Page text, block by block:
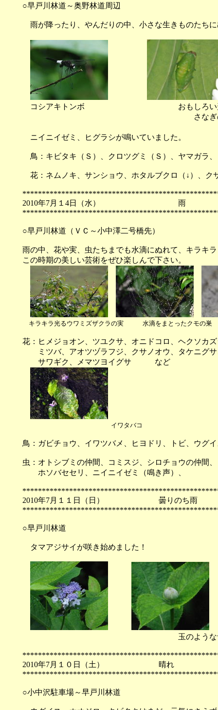
○早戸川林道～奥野林道周辺
雨が降ったり、やんだりの中、小さな生きものたち
コシアキトンボ おもしろい形の生
さなぎのような、幼虫のよう
ニイニイゼミ、ヒグラシが鳴いていました。
鳥：キビタキ（Ｓ）、クロツグミ（Ｓ）、ヤマガラ
花：ネムノキ、サンショウ、ホタルブクロ（↓）、ク
2010年7月１4日（水
○早戸川林道（ＶＣ～小中澤二号橋先）
雨の中、花や実、虫たちまでも水滴にぬれて、キラキ
この時期の美しい芸術をぜひ楽しんで下さい。
キラキラ光るウワミズザクラの実 水滴をまとったクモ
花：ヒメジョオン、ツユクサ、オニドコロ、ヘクソカ
ミツバ、アオツヅラフジ、クサノオウ、タケニグサ
サワギク、メマツヨイグサ など
イワタバコ
鳥：ガビチョウ、イワツバメ、ヒヨドリ、トビ、ウ
虫：オトシブミの仲間、コミスジ、シロチョウの仲間
ホソバセセリ、ニイニイゼミ（鳴き声）、
2010年7月１１日（日） 曇
○早戸川林道
タマアジサイが咲き始めました！
玉のようなつぼみも見
2010年7月１０日（土）
○小中沢駐車場～早戸川林道